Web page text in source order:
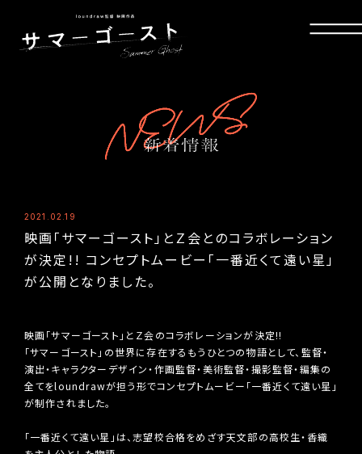
2021.02.19
映画「サマーゴースト」とＺ会とのコラボレーション
が決定!! コンセプトムービー「一番近くて遠い星」
が公開となりました。
映画「サマーゴースト」とＺ会のコラボレーションが決定!!
「サマーゴースト」の世界に存在するもうひとつの物語として、監督・
演出・キャラクターデザイン・作画監督・美術監督・撮影監督・編集の
全てをloundrawが担う形でコンセプトムービー「一番近くて遠い星」
が制作されました。
「一番近くて遠い星」は、志望校合格をめざす天文部の高校生・香織